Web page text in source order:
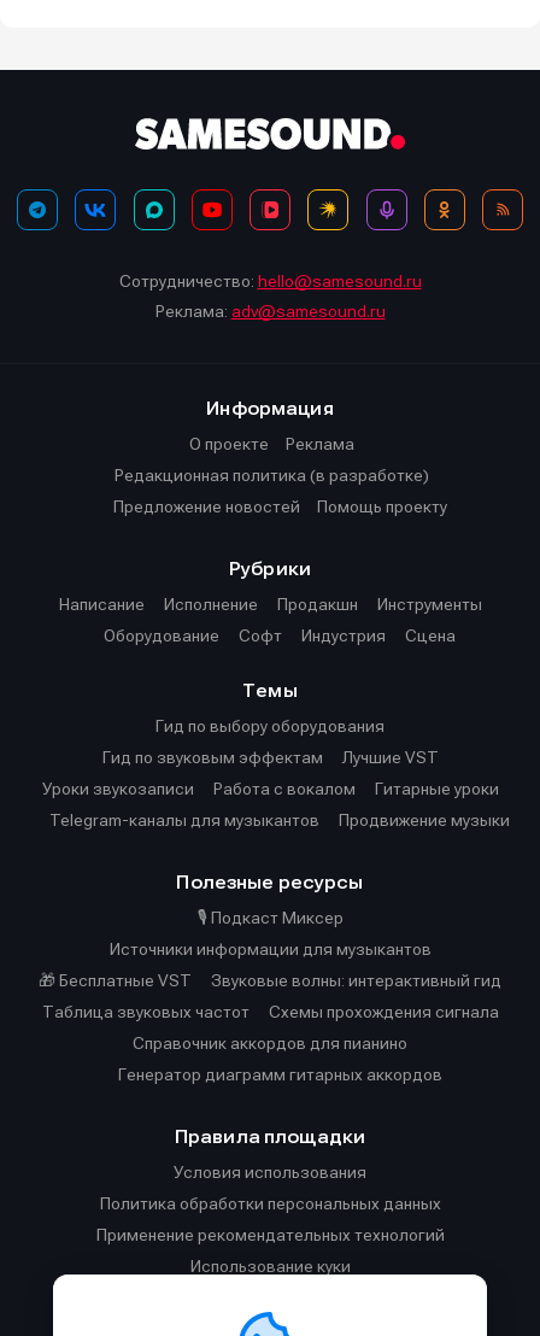
Сотрудничество: hello@samesound.ru
Реклама: adv@samesound.ru
Информация
О проекте
Реклама
Редакционная политика (в разработке)
Предложение новостей
Помощь проекту
Рубрики
Написание
Исполнение Продакшн
Инструменты
Оборудование
Софт Индустрия Сцена
Темы
Гид по выбору оборудования
Гид по звуковым эффектам
Лучшие VST
Уроки звукозаписи
Работа с вокалом
Гитарные уроки
Telegram-каналы для музыкантов
Продвижение музыки
Полезные ресурсы
🎙️ Подкаст Миксер
Источники информации для музыкантов
🎁 Бесплатные VST
Звуковые волны: интерактивный гид
Таблица звуковых частот
Cхемы прохождения сигнала
Справочник аккордов для пианино
Генератор диаграмм гитарных аккордов
Правила площадки
Условия использования
Политика обработки персональных данных
Применение рекомендательных технологий
Использование куки
Правила общения в Телеграм-чате